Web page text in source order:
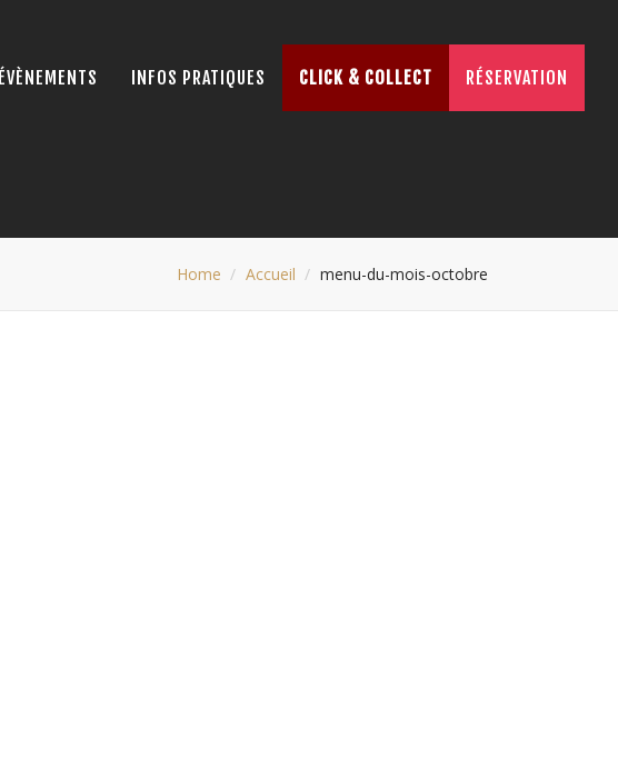
ÉVÈNEMENTS INFOS PRATIQUES CLICK & COLLECT RÉSERVATION
Home Accueil menu-du-mois-octobre